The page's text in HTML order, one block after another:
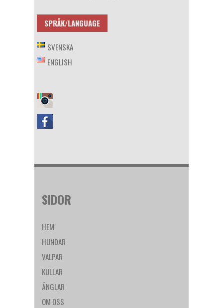
SPRÅK/LANGUAGE
SVENSKA
ENGLISH
SIDOR
HEM
HUNDAR
VALPAR
KULLAR
ÄNGLAR
OM OSS